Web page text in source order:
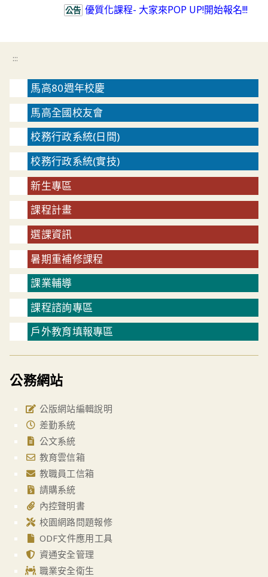
公告 優質化課程- 大家來POP UP!開始報名!!!
:::
馬高80週年校慶
馬高全國校友會
校務行政系統(日間)
校務行政系統(實技)
新生專區
課程計畫
選課資訊
暑期重補修課程
課業輔導
課程諮詢專區
戶外教育填報專區
公務網站
公版網站編輯說明
差勤系統
公文系統
教育雲信箱
教職員工信箱
請購系統
內控聲明書
校園網路問題報修
ODF文件應用工具
資通安全管理
職業安全衛生